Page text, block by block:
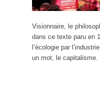
Visionnaire, le
dans ce texte paru en
l’écologie par
un mot, le capitalisme.